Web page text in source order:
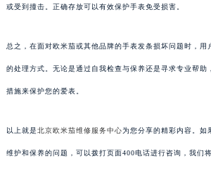
或受到撞击。正确存放可以有效保护手表免受损害。
总之，在面对欧米茄或其他品牌的手表发条损坏问题时，用
的处理方式。无论是通过自我检查与保养还是寻求专业帮助
措施来保护您的爱表。
以上就是北京欧米茄维修服务中心为您分享的精彩内容。如
维护和保养的问题，可以拨打页面400电话进行咨询，我们